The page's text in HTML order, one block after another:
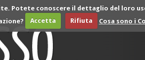
Potete conoscere il dettaglio del loro
Accetta Rifiuta Cosa sono i